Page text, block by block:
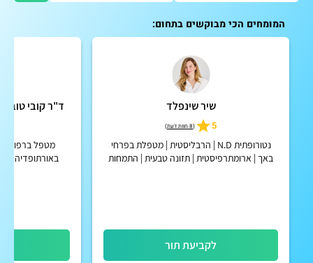
המומחים הכי מבוקשים בתחום:
שיר שינפלד
5
(8 חוות דעת )
נטורופתית N.D | הרבליסטית | מטפלת בפרחי
באך | ארומתרפיסטית | תזונה טבעית | התמחות
לקביעת תור
ד"ר קובי טובי PHD - מרפאת טובי טבעי
מטפל ברפואה
באורתופדיה